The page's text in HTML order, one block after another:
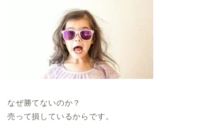
なぜ勝てないのか？
売って損しているからです。